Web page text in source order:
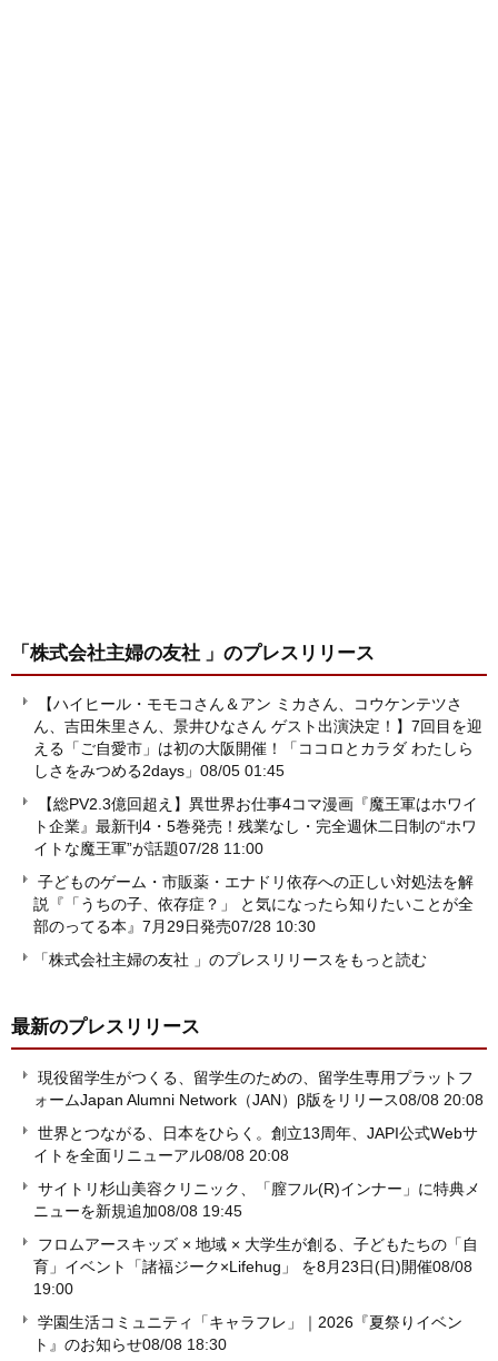
「株式会社主婦の友社 」 のプレスリリース
【ハイヒール・モモコさん＆アン ミカさん、コウケンテツさ
ん、吉田朱里さん、景井ひなさん ゲスト出演決定！】7回目を迎
える「ご自愛市」は初の大阪開催！「ココロとカラダ わたしら
しさをみつめる2days」 08/05 01:45
【総PV2.3億回超え】異世界お仕事4コマ漫画『魔王軍はホワイ
ト企業』最新刊4・5巻発売！残業なし・完全週休二日制の“ホワ
イトな魔王軍”が話題07/28 11:00
子どものゲーム・市販薬・エナドリ依存への正しい対処法を解
説『「うちの子、依存症？」 と気になったら知りたいことが全
部のってる本』7月29日発売07/28 10:30
「株式会社主婦の友社 」のプレスリリースをもっと読む
最新のプレスリリース
現役留学生がつくる、留学生のための、留学生専用プラットフ
ォームJapan Alumni Network（JAN）β版をリリース08/08 20:08
世界とつながる、日本をひらく。創立13周年、JAPI公式Webサ
イトを全面リニューアル08/08 20:08
サイトリ杉山美容クリニック、「膣フル(R)インナー」に特典メ
ニューを新規追加08/08 19:45
フロムアースキッズ × 地域 × 大学生が創る、子どもたちの「自
育」イベント「諸福ジーク×Lifehug」 を8月23日(日)開催08/08
19:00
学園生活コミュニティ「キャラフレ」｜2026『夏祭りイベン
ト』のお知らせ08/08 18:30